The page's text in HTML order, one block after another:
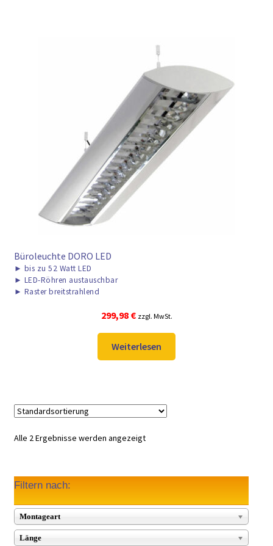
Büroleuchte DORO LED
► bis zu 52 Watt LED
► LED-Röhren austauschbar
► Raster breitstrahlend
299,98 € zzgl. MwSt.
Weiterlesen
Alle 2 Ergebnisse werden angezeigt
Filtern nach:
Montageart
Länge